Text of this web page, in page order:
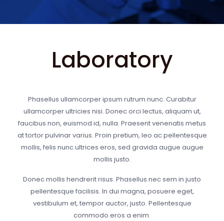
Laboratory
Phasellus ullamcorper ipsum rutrum nunc. Curabitur
ullamcorper ultricies nisi. Donec orci lectus, aliquam ut,
faucibus non, euismod id, nulla. Praesent venenatis metus
at tortor pulvinar varius. Proin pretium, leo ac pellentesque
mollis, felis nunc ultrices eros, sed gravida augue augue
mollis justo.
Donec mollis hendrerit risus. Phasellus nec sem in justo
pellentesque facilisis. In dui magna, posuere eget,
vestibulum et, tempor auctor, justo. Pellentesque
commodo eros a enim.